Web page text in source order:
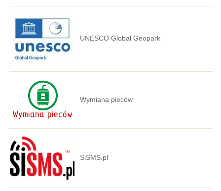
UNESCO Global Geopark
Wymiana pieców
SiSMS.pl